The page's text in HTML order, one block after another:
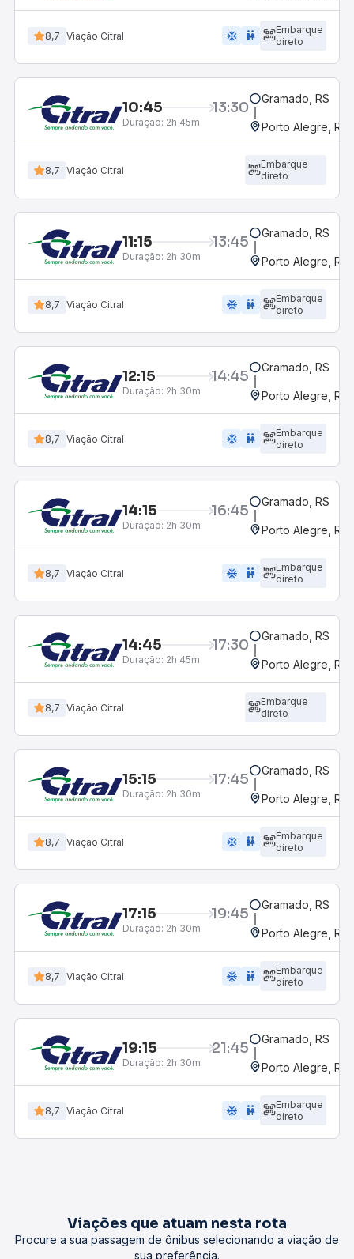
8,7 Viação Citral ac_unit wc
Embarque
direto
10:45 13:30
Duração: 2h 45m
Gramado, RS
Porto Alegre, RS
8,7 Viação Citral
Embarque
direto
11:15 13:45
Duração: 2h 30m
Gramado, RS
Porto Alegre, RS
8,7 Viação Citral ac_unit wc
Embarque
direto
12:15 14:45
Duração: 2h 30m
Gramado, RS
Porto Alegre, RS
8,7 Viação Citral ac_unit wc
Embarque
direto
14:15 16:45
Duração: 2h 30m
Gramado, RS
Porto Alegre, RS
8,7 Viação Citral ac_unit wc
Embarque
direto
14:45 17:30
Duração: 2h 45m
Gramado, RS
Porto Alegre, RS
8,7 Viação Citral
Embarque
direto
15:15 17:45
Duração: 2h 30m
Gramado, RS
Porto Alegre, RS
8,7 Viação Citral ac_unit wc
Embarque
direto
17:15 19:45
Duração: 2h 30m
Gramado, RS
Porto Alegre, RS
8,7 Viação Citral ac_unit wc
Embarque
direto
19:15 21:45
Duração: 2h 30m
Gramado, RS
Porto Alegre, RS
8,7 Viação Citral ac_unit wc
Embarque
direto
Viações que atuam nesta rota
Procure a sua passagem de ônibus selecionando a viação de
sua preferência.